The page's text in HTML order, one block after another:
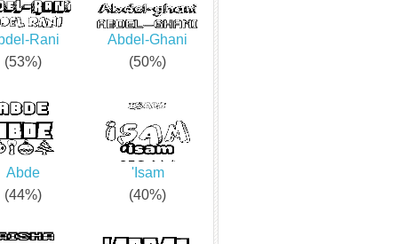
Rani
(53%)
Abdel-Ghani
(50%)
Abde
(44%)
'Isam
(40%)